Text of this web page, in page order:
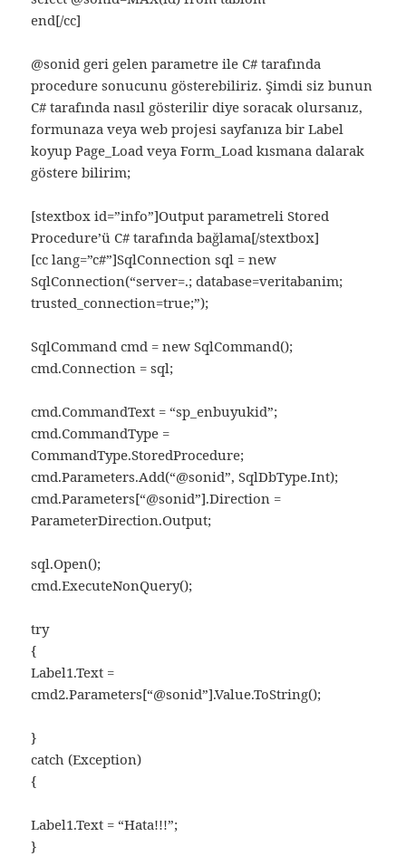
end[/cc]
@sonid geri gelen parametre ile C# tarafında
procedure sonucunu gösterebiliriz. Şimdi siz bunun
C# tarafında nasıl gösterilir diye soracak olursanız,
formunaza veya web projesi sayfanıza bir Label
koyup Page_Load veya Form_Load kısmana dalarak
göstere bilirim;
[stextbox id=”info”]Output parametreli Stored
Procedure’ü C# tarafında bağlama[/stextbox]
[cc lang=”c#”]SqlConnection sql = new
SqlConnection(“server=.; database=veritabanim;
trusted_connection=true;”);
SqlCommand cmd = new SqlCommand();
cmd.Connection = sql;
cmd.CommandText = “sp_enbuyukid”;
cmd.CommandType =
CommandType.StoredProcedure;
cmd.Parameters.Add(“@sonid”, SqlDbType.Int);
cmd.Parameters[“@sonid”].Direction =
ParameterDirection.Output;
sql.Open();
cmd.ExecuteNonQuery();
try
{
Label1.Text =
cmd2.Parameters[“@sonid”].Value.ToString();
}
catch (Exception)
{
Label1.Text = “Hata!!!”;
}